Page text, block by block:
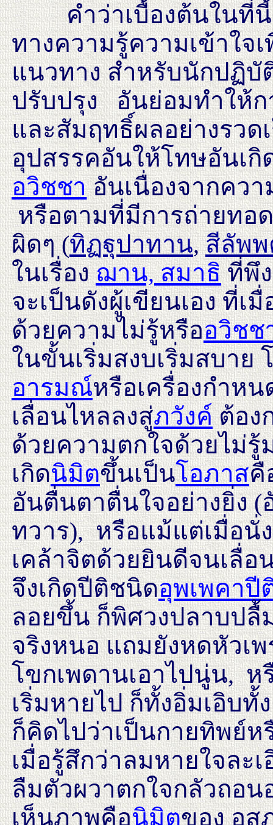
คำว่าเบื้องต้นในที่นี้
ทางความรู้ความเข้าใจ
แนวทาง สำหรับนักปฏิบั
ปรับปรุง อันย่อมทำให้ก
และสัมฤทธิ์ผลอย่างรว
อุปสรรคอันให้โทษอันเกิ
อวิชชาอันเนื่องจากคว
หรือตามที่มีการถ่ายทอ
ผิดๆ (ทิฏฐุปาทาน,สีลัพ
ในเรื่องฌาน, สมาธิที่พึง
จะเป็นดังผู้เขียนเอง ที่เ
ด้วยความไม่รู้หรืออวิชช
ในขั้นเริ่มสงบเริ่มสบาย
อารมณ์หรือเครื่องกำห
เลื่อนไหลลงสู่ภวังค์ต้อง
ด้วยความตกใจด้วยไม่รู้
เกิดนิมิตขึ้นเป็นโอภาสคื
อันตื่นตาตื่นใจอย่างยิ่ง
ทวาร), หรือแม้แต่เมื่อนั่
เคล้าจิตด้วยยินดีจนเลื่อ
จึงเกิดปีติชนิดอุพเพคาปี
ลอยขึ้น ก็พิศวงปลาบปลื้
จริงหนอ แถมยังหดหัวเ
โขกเพดานเอาไปนู่น, ห
เริ่มหายไป ก็ทั้งอิ่มเอิบทั้
ก็คิดไปว่าเป็นกายทิพย์ห
เมื่อรู้สึกว่าลมหายใจละ
ลืมตัวผวาตกใจกลัวถอ
เห็นภาพคือนิมิตของ อสุ